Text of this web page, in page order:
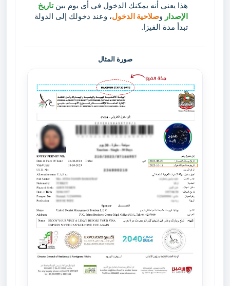
هذا يعني أنه يمكنك الدخول في أي يوم بينتاريخ
الإصدار وصلاحية الدخول، وعند دخولك إلى الدولة
تبدأ مدة الفيزا.
صورة المثال